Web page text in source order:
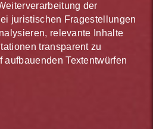
der
juristischen Fragestellungen
relevante Inhalte
transparent zu
aufbauenden Textentwürfen